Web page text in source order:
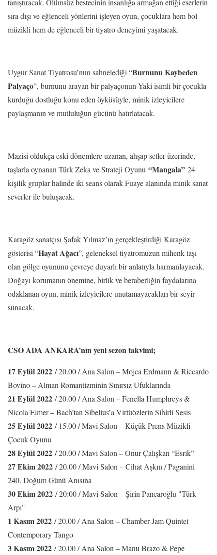
sıra dışı ve eğlenceli yönlerini işleyen oyun, çocuklara hem bol
müzikli hem de eğlenceli bir tiyatro deneyimi yaşatacak.
Uygur Sanat Tiyatrosu’nun sahnelediği “Burnunu Kaybeden
Palyaço”, burnunu arayan bir palyaçonun Yaki isimli bir çocukla
kurduğu dostluğu konu eden öyküsüyle, minik izleyicilere
paylaşmanın ve mutluluğun gücünü hatırlatacak.
Mazisi oldukça eski dönemlere uzanan, ahşap setler üzerinde,
taşlarla oynanan Türk Zeka ve Strateji Oyunu “Mangala” 24
kişilik gruplar halinde iki seans olarak Fuaye alanında minik sanat
severler ile buluşacak.
Karagöz sanatçısı Şafak Yılmaz’ın gerçekleştirdiği Karagöz
gösterisi “Hayat Ağacı”, geleneksel tiyatromuzun mihenk taşı
olan gölge oyununu çevreye duyarlı bir anlatıyla harmanlayacak.
Doğayı korumanın önemine, birlik ve beraberliğin faydalarına
odaklanan oyun, minik izleyicilere unutamayacakları bir seyir
sunacak.
CSO ADA ANKARA’nın yeni sezon takvimi;
17 Eylül 2022 / 20.00 / Ana Salon – Mojca Erdmann & Riccardo
Bovino – Alman Romantizminin Sınırsız Ufuklarında
21 Eylül 2022 / 20.00 / Ana Salon – Fenella Humphreys &
Nicola Eimer – Bach’tan Sibelius’a Virtüözlerin Sihirli Sesis
25 Eylül 2022 / 15.00 / Mavi Salon – Küçük Prens Müzikli
Çocuk Oyunu
28 Eylül 2022 / 20.00 / Mavi Salon – Onur Çalışkan “Esrik”
27 Ekim 2022 / 20.00 / Mavi Salon – Cihat Aşkın / Paganini
240. Doğum Günü Anısına
30 Ekim 2022 / 20:00 / Mavi Salon – Şirin Pancaroğlu "Türk
Arpı"
1 Kasım 2022 / 20.00 / Ana Salon – Chamber Jam Quintet
Contemporary Tango
3 Kasım 2022 / 20.00 / Ana Salon – Manu Brazo & Pepe